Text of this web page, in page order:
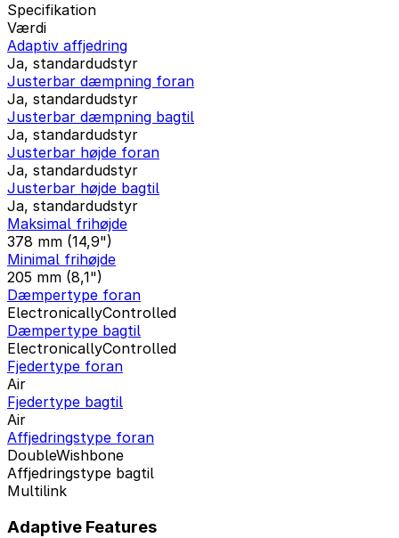
Specifikation
Værdi
Adaptiv affjedring
Ja, standardudstyr
Justerbar dæmpning foran
Ja, standardudstyr
Justerbar dæmpning bagtil
Ja, standardudstyr
Justerbar højde foran
Ja, standardudstyr
Justerbar højde bagtil
Ja, standardudstyr
Maksimal frihøjde
378 mm (14,9")
Minimal frihøjde
205 mm (8,1")
Dæmpertype foran
ElectronicallyControlled
Dæmpertype bagtil
ElectronicallyControlled
Fjedertype foran
Air
Fjedertype bagtil
Air
Affjedringstype foran
DoubleWishbone
Affjedringstype bagtil
Multilink
Adaptive Features